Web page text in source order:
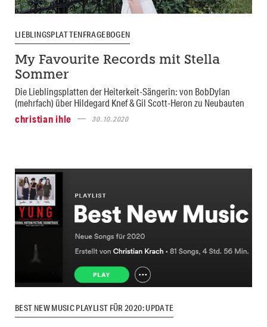
LIEBLINGSPLATTENFRAGEBOGEN
My Favourite Records mit Stella
Sommer
Die Lieblingsplatten der Heiterkeit-Sängerin: von BobDylan
(mehrfach) über Hildegard Knef & Gil Scott-Heron zu Neubauten
christian ihle
30.10.2020
BEST NEW MUSIC PLAYLIST FÜR 2020: UPDATE